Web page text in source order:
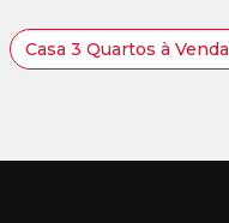
Casa 3 Quartos à